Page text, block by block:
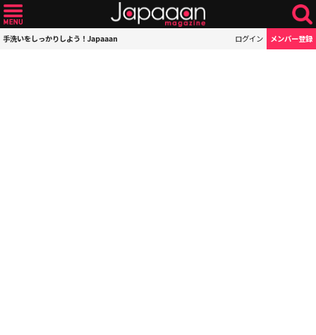
手洗いをしっかりしよう！Japaaan ログイン メンバー登録